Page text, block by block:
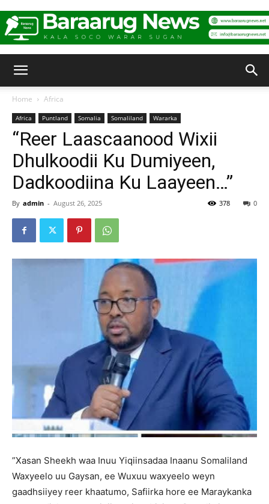
News
Home Africa
Africa Puntland Somalia Somaliland Wararka
“Reer Laascaanood Wixii
Dhulkoodii Ku Dumiyeen,
Dadkoodiina Ku Laayeen…”
By admin - August 26, 2025 0
378
”Xasan Sheekh waa Inuu Yiqiinsadaa Inaanu Somaliland
Waxyeelo uu Gaysan, ee Wuxuu waxyeelo weyn
gaadhsiiyey reer khaatumo, Safiirka hore ee Maraykanka